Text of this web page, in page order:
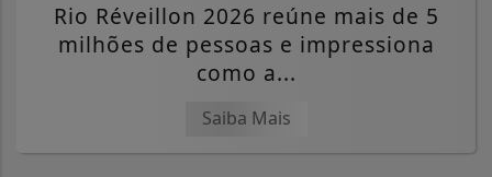
Rio Réveillon 2026 reúne mais de 5
milhões de pessoas e impressiona
como a...
Saiba Mais